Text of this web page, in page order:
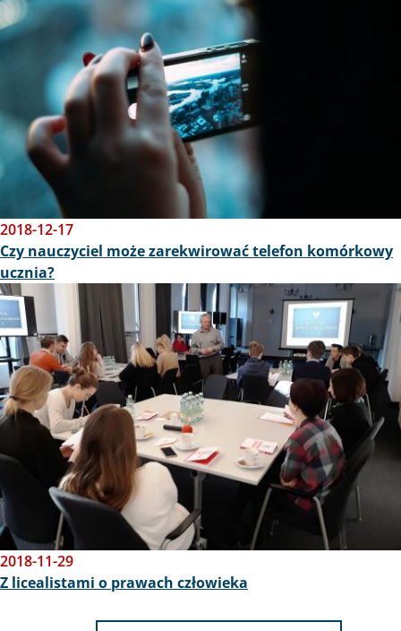
2018-12-17
Czy nauczyciel może zarekwirować telefon komórkowy
ucznia?
Obraz
2018-11-29
Z licealistami o prawach człowieka